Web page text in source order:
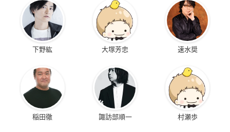
下野紘 大塚芳忠 速水奨
稲田徹 諏訪部順一 村瀬歩